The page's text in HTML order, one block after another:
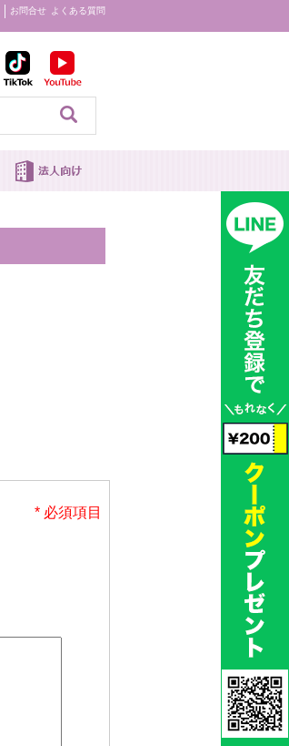
お問合せ よくある質問
* 必須項目